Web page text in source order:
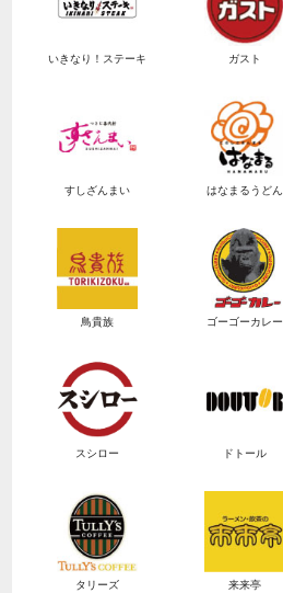
いきなり！ステーキ ガスト
すしざんまい はなまるうどん
鳥貴族 ゴーゴーカレー
スシロー ドトール
タリーズ 来来亭